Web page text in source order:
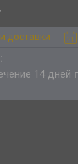
доставки
14 дней